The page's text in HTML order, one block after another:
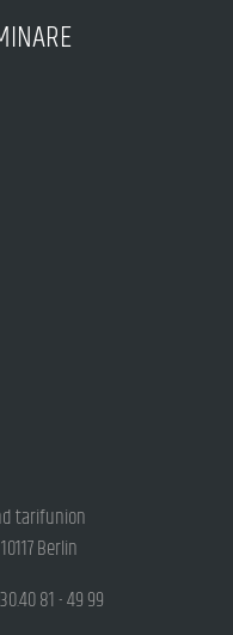
tarifunion
Berlin
81 - 49 99